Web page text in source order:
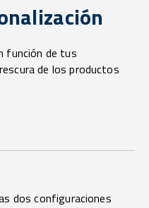
función de tus
de los productos
dos configuraciones